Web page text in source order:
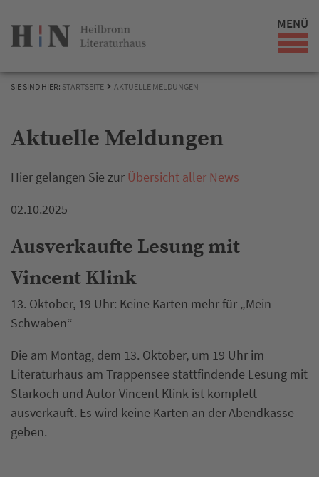
MENÜ
SIE SIND HIER: STARTSEITE AKTUELLE MELDUNGEN
Aktuelle Meldungen
Hier gelangen Sie zur Übersicht aller News
02.10.2025
Ausverkaufte Lesung mit
Vincent Klink
13. Oktober, 19 Uhr: Keine Karten mehr für „Mein
Schwaben“
Die am Montag, dem 13. Oktober, um 19 Uhr im
Literaturhaus am Trappensee stattfindende Lesung mit
Starkoch und Autor Vincent Klink ist komplett
ausverkauft. Es wird keine Karten an der Abendkasse
geben.